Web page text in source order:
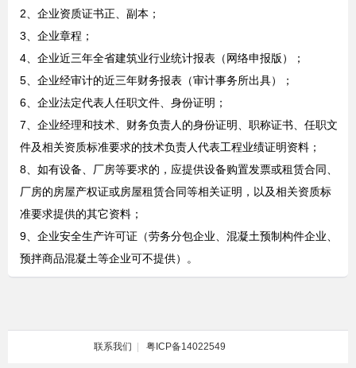
2、企业资质证书正、副本；
3、企业章程；
4、企业近三年全省建筑业行业统计报表（网络申报版）；
5、企业经审计的近三年财务报表（审计事务所出具）；
6、企业法定代表人任职文件、身份证明；
7、企业经理和技术、财务负责人的身份证明、职称证书、任职文
件及相关资质标准要求的技术负责人代表工程业绩证明资料；
8、如有设备、厂房等要求的，应提供设备购置发票或租赁合同、
厂房的房屋产权证或房屋租赁合同等相关证明，以及相关资质标
准要求提供的其它资料；
9、企业安全生产许可证（劳务分包企业、混凝土预制构件企业、
预拌商品混凝土等企业可不提供）。
联系我们 | 粤ICP备14022549